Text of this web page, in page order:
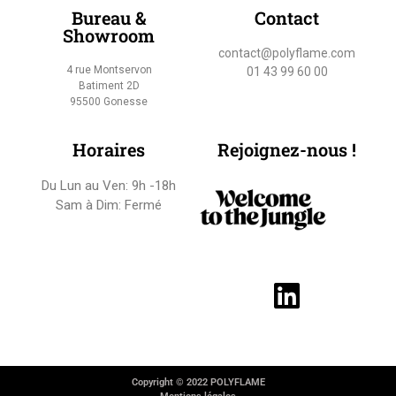
Bureau &
Showroom
4 rue Montservon
Batiment 2D
95500 Gonesse
Contact
contact@polyflame.com
01 43 99 60 00
Horaires
Du Lun au Ven: 9h -18h
Sam à Dim: Fermé
Rejoignez-nous !
Copyright © 2022 POLYFLAME